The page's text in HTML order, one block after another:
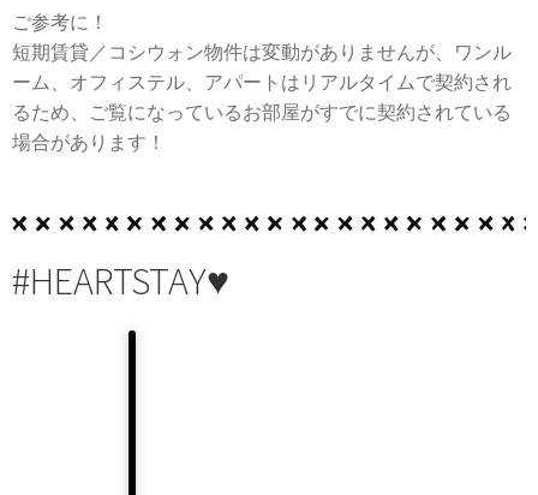
ご参考に！
短期賃貸／コシウォン物件は変動がありませんが、ワンル
ーム、オフィステル、アパートはリアルタイムで契約され
るため、ご覧になっているお部屋がすでに契約されている
場合があります！
#HEARTSTAY♥